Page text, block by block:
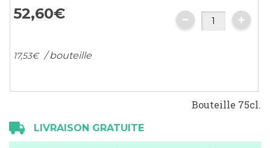
the
images
52,60€
17,53€ / bouteille
Bouteille 75cl.
LIVRAISON GRATUITE